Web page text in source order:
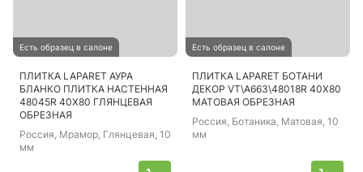
Есть образец в салоне
ПЛИТКА LAPARET АУРА
БЛАНКО ПЛИТКА НАСТЕННАЯ
48045R 40Х80 ГЛЯНЦЕВАЯ
ОБРЕЗНАЯ
Россия, Мрамор, Глянцевая, 10
мм
Есть образец в салоне
ПЛИТКА LAPARET БОТАНИ
ДЕКОР VT\A663\48018R 40Х80
МАТОВАЯ ОБРЕЗНАЯ
Россия, Ботаника, Матовая, 10
мм